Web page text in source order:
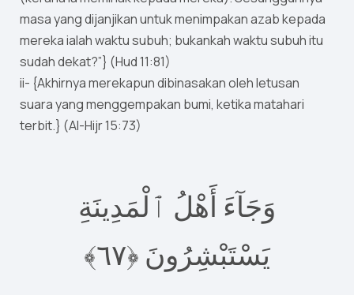
masa yang dijanjikan untuk menimpakan azab kepada
mereka ialah waktu subuh; bukankah waktu subuh itu
sudah dekat?”} (Hud 11:81)
ii- {Akhirnya merekapun dibinasakan oleh letusan
suara yang menggempakan bumi, ketika matahari
terbit.} (Al-Hijr 15:73)
وَجَآءَ أَهْلُ ٱلْمَدِينَةِ
يَسْتَبْشِرُونَ ‎﴿٧٦﴾